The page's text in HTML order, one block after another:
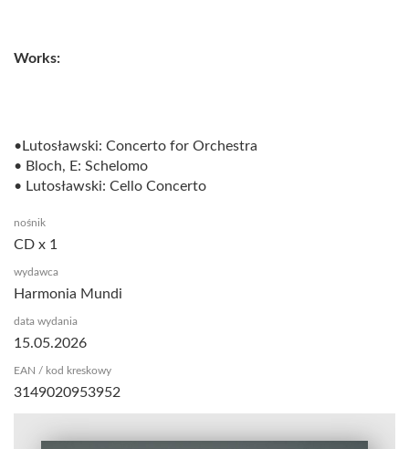
Works:
•Lutosławski: Concerto for Orchestra
• Bloch, E: Schelomo
• Lutosławski: Cello Concerto
nośnik
CD x 1
wydawca
Harmonia Mundi
data wydania
15.05.2026
EAN / kod kreskowy
3149020953952